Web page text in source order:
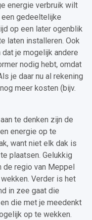
energie verbruik wilt
gedeeltelijke
op een later ogenblik
laten installeren. Ook
je mogelijk andere
nodig hebt, omdat
je daar nu al rekening
meer kosten (bijv.
te denken zijn de
energie op te
want niet elk dak is
plaatsen. Gelukkig
regio van Meppel
Verder is het
in zee gaat die
die met je meedenkt
op te wekken.